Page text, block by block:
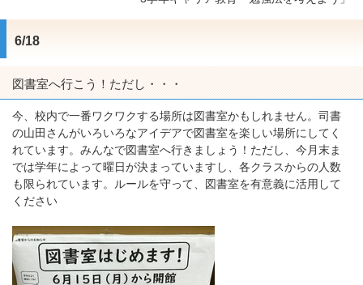
6/18
図書室へ行こう！ただし・・・
今、校内で一番ワクワクする場所は図書室かもしれません。司書
の山田さんがいろいろなアイデアで図書室を楽しい場所にしてく
れています。みんなで図書室へ行きましょう！ただし、今月末ま
では学年によって曜日が決まっていますし、各クラスからの人数
も限られています。ルールを守って、図書室を有意義に活用して
ください